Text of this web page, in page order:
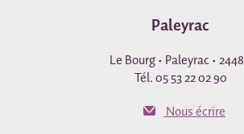
Paleyrac
Le Bourg • Paleyrac •
Tél. 05 53 22 02 90
Nous écrire